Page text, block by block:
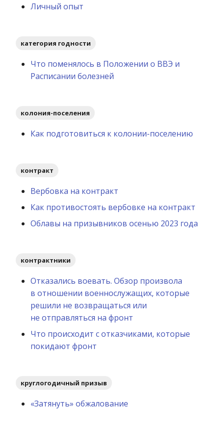
Личный опыт
категория годности
Что поменялось в Положении о ВВЭ и
Расписании болезней
колония-поселения
Как подготовиться к колонии-поселению
контракт
Вербовка на контракт
Как противостоять вербовке на контракт
Облавы на призывников осенью 2023 года
контрактники
Отказались воевать. Обзор произвола
в отношении военнослужащих, которые
решили не возвращаться или
не отправляться на фронт
Что происходит с отказчиками, которые
покидают фронт
круглогодичный призыв
«Затянуть» обжалование